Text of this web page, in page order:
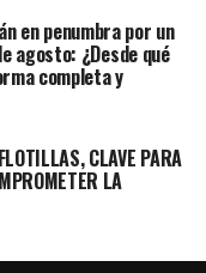
en penumbra por un
agosto: ¿Desde qué
completa y
CLAVE PARA
LA